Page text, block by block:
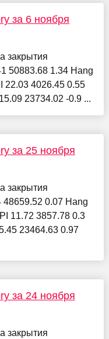
за 6 ноября
закрытия
50883.68 1.34 Hang
22.03 4026.45 0.55
23734.02 -0.9 ...
за 25 ноября
закрытия
0.07 Hang
11.72 3857.78 0.3
23464.63 0.97
за 24 ноября
закрытия